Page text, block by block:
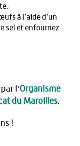
à l’aide d’un
sel et enfournez
l'Organisme
du Maroilles.
!